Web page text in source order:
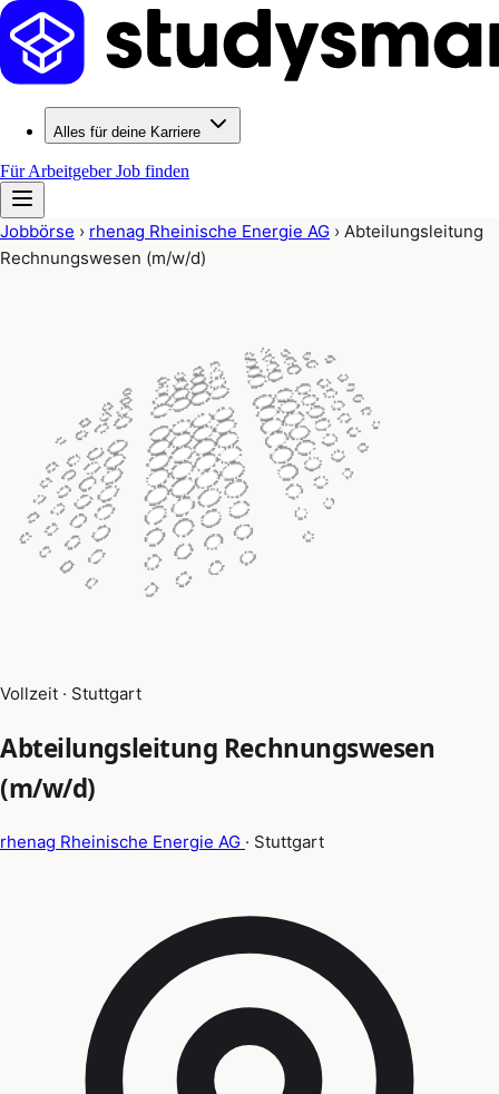
Alles für deine Karriere
Für ArbeitgeberJob finden
Jobbörse › rhenag Rheinische Energie AG › Abteilungsleitung
Rechnungswesen (m/w/d)
Vollzeit · Stuttgart
Abteilungsleitung Rechnungswesen
(m/w/d)
rhenag Rheinische Energie AG · Stuttgart